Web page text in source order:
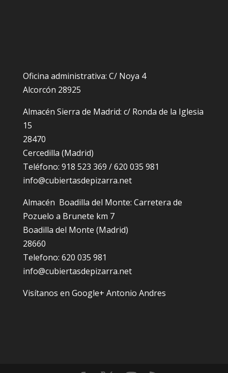
Oficina administrativa: C/ Noya 4
Alcorcón 28925
Almacén Sierra de Madrid: c/ Ronda de la Iglesia
15
28470
Cercedilla (Madrid)
Teléfono: 918 523 369 / 620 035 981
info@cubiertasdepizarra.net
Almacén Boadilla del Monte: Carretera de
Pozuelo a Brunete km 7
Boadilla del Monte (Madrid)
28660
Telefono: 620 035 981
info@cubiertasdepizarra.net
Visítanos en Google+ Antonio Andres